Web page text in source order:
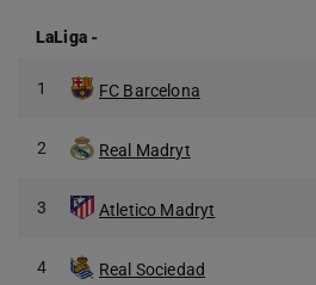
LaLiga-
1 FC Barcelona
2 Real Madryt
3 Atletico Madryt
4 Real Sociedad